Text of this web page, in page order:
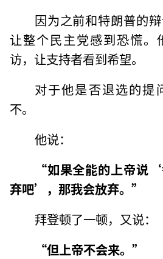
因为之前和特朗普的辩
让整个民主党感到恐慌。
访，让支持者看到希望。
对于他是否退选的提
不。
他说：
“如果全能的上帝说
弃吧’，那我会放弃。”
拜登顿了一顿，又说：
“但上帝不会来。”